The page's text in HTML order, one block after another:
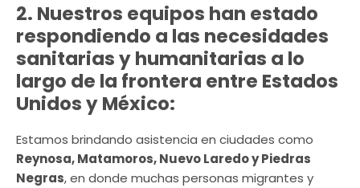
2. Nuestros equipos han estado
respondiendo a las necesidades
sanitarias y humanitarias a lo
largo de la frontera entre Estados
Unidos y México:
Estamos brindando asistencia en ciudades como
Reynosa, Matamoros, Nuevo Laredo y Piedras
Negras, en donde muchas personas migrantes y